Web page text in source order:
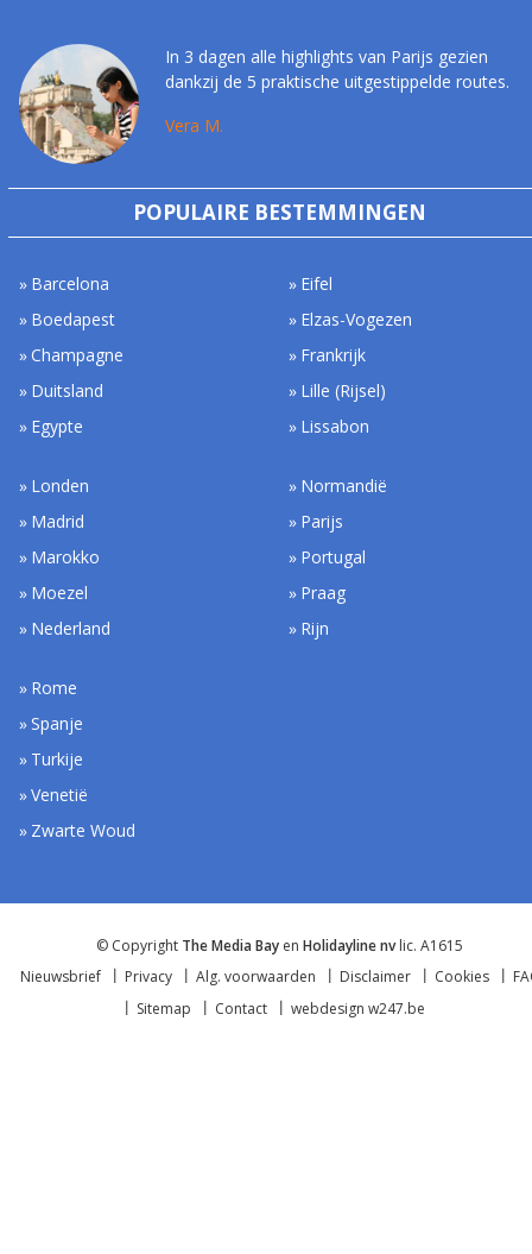
In 3 dagen alle highlights van Parijs gezien
dankzij de 5 praktische uitgestippelde routes.
Vera M.
POPULAIRE BESTEMMINGEN
Barcelona
Boedapest
Champagne
Duitsland
Egypte
Eifel
Elzas-Vogezen
Frankrijk
Lille (Rijsel)
Lissabon
Londen
Madrid
Marokko
Moezel
Nederland
Normandië
Parijs
Portugal
Praag
Rijn
Rome
Spanje
Turkije
Venetië
Zwarte Woud
© Copyright The Media Bay en Holidayline nvlic. A1615
Nieuwsbrief
Privacy Alg. voorwaarden Disclaimer Cookies
Sitemap
Contact webdesign w247.be